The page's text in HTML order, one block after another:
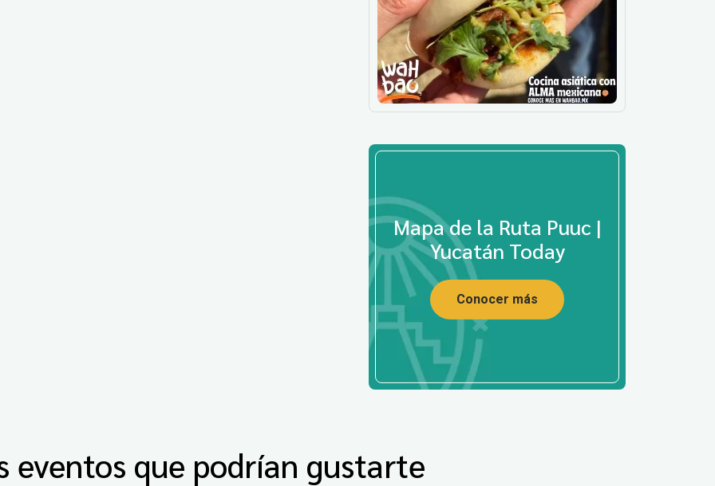
Mapa de la Ruta Puuc |
Yucatán Today
Conocer más
eventos que podrían gustarte